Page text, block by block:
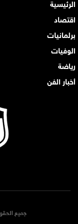
الرئيسية
اقتصاد
برلمانيات
الوفيات
رياضة
أخبار الفن
جميع